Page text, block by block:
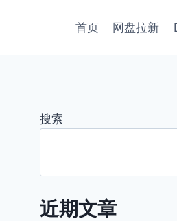
首页 网盘拉新
搜索
近期文章